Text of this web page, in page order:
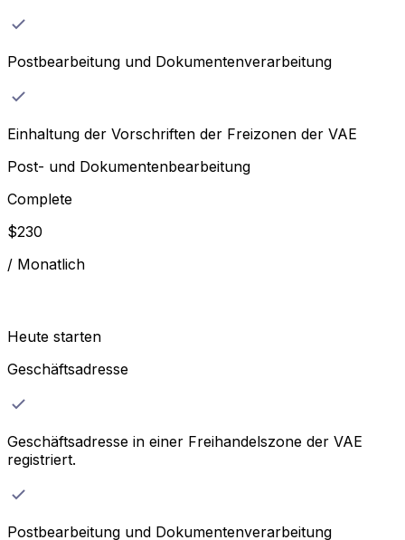
Postbearbeitung und Dokumentenverarbeitung
Einhaltung der Vorschriften der Freizonen der VAE
Post- und Dokumentenbearbeitung
Complete
$230
/ Monatlich
Heute starten
Geschäftsadresse
Geschäftsadresse in einer Freihandelszone der VAE
registriert.
Postbearbeitung und Dokumentenverarbeitung